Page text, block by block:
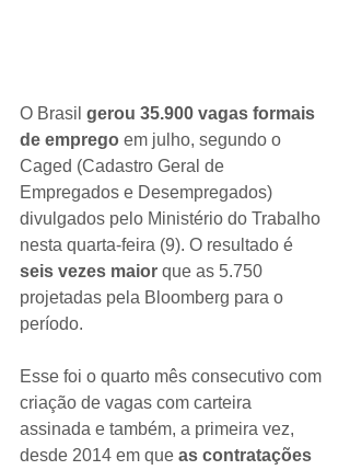
O Brasil gerou 35.900 vagas formais
de emprego em julho, segundo o
Caged (Cadastro Geral de
Empregados e Desempregados)
divulgados pelo Ministério do Trabalho
nesta quarta-feira (9). O resultado é
seis vezes maior que as 5.750
projetadas pela Bloomberg para o
período.
Esse foi o quarto mês consecutivo com
criação de vagas com carteira
assinada e também, a primeira vez,
desde 2014 em que as contratações